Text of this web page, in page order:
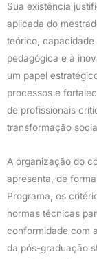
Sua existência
aplicada do
teórico,
pedagógica e à
um papel
processos e
de profissionais
transformação
A organização do
apresenta, de
Programa, os
normas técnicas
conformidade com
da pós-graduação